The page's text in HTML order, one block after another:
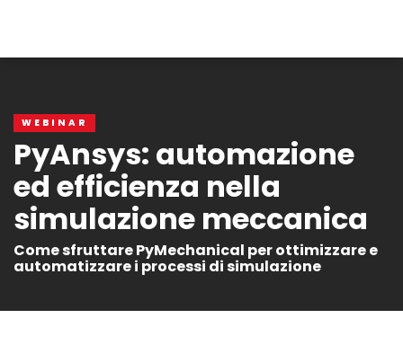
WEBINAR
PyAnsys: automazione
ed efficienza nella
simulazione meccanica
Come sfruttare PyMechanical per ottimizzare e
automatizzare i processi di simulazione